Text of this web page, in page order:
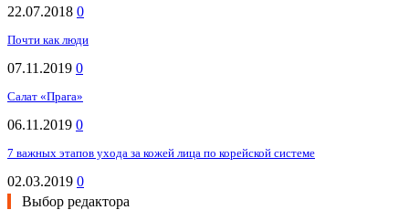
22.07.2018 0
Почти как люди
07.11.2019 0
Салат «Прага»
06.11.2019 0
7 важных этапов ухода за кожей лица по корейской системе
02.03.2019 0
Выбор редактора